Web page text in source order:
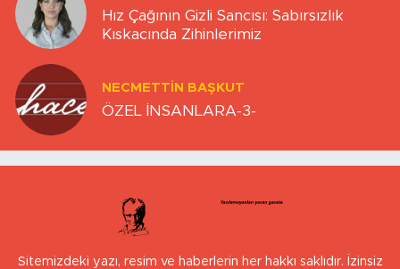
Hız Çağının Gizli Sancısı: Sabırsızlık
Kıskacında Zihinlerimiz
NECMETTIN BAŞKUT
ÖZEL İNSANLARA-3-
Sitemizdeki yazı, resim ve haberlerin her hakkı saklıdır. İzinsiz